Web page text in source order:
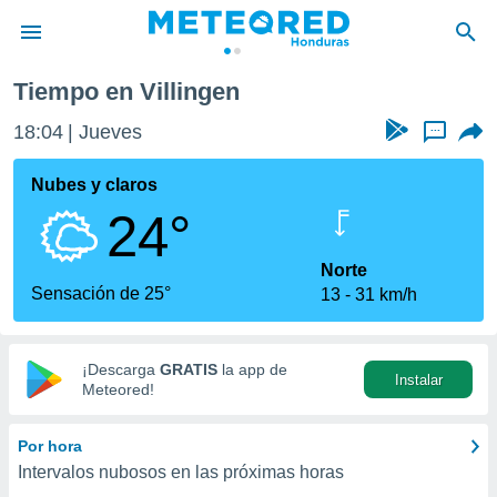
de
ha sido
calidad.
a este
las
y
digital
basada
Tiempo en Villingen
18:04 Jueves ...
Nubes y claros
24°
Sensación de 25°
Norte
13
31 km/h
¡Descarga GRATIS la app de
Meteored!
Instalar
Por hora
Intervalos nubosos en las próximas horas